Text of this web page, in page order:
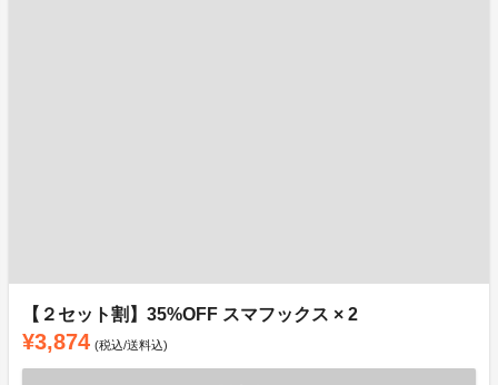
【２セット割】35%OFF スマフックス × 2
¥3,874 (税込/送料込)